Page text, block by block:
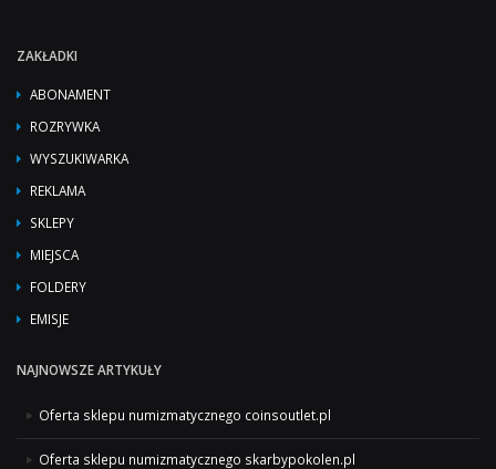
ZAKŁADKI
ABONAMENT
ROZRYWKA
WYSZUKIWARKA
REKLAMA
SKLEPY
MIEJSCA
FOLDERY
EMISJE
NAJNOWSZE ARTYKUŁY
Oferta sklepu numizmatycznego coinsoutlet.pl
Oferta sklepu numizmatycznego skarbypokolen.pl